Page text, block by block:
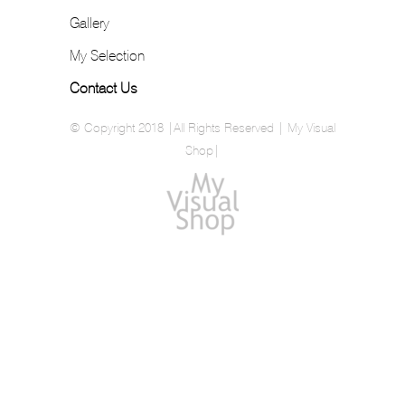
Gallery
My Selection
Contact Us
© Copyright 2018 |All Rights Reserved | My Visual
Shop|